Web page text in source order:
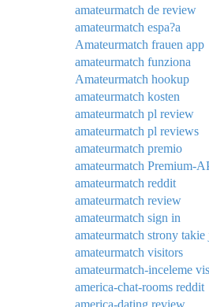
amateurmatch de review
amateurmatch espa?a
Amateurmatch frauen app
amateurmatch funziona
Amateurmatch hookup
amateurmatch kosten
amateurmatch pl review
amateurmatch pl reviews
amateurmatch premio
amateurmatch Premium-
amateurmatch reddit
amateurmatch review
amateurmatch sign in
amateurmatch strony takie
amateurmatch visitors
amateurmatch-inceleme
america-chat-rooms reddit
america-dating review